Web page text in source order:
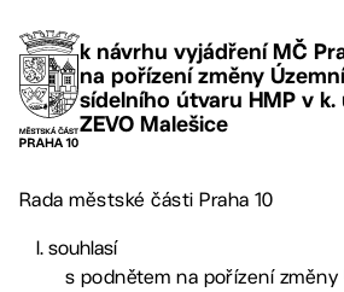
k návrhu vyjádření MČ
na pořízení změny
sídelního útvaru HMP v k.
ZEVO Malešice
Rada městské části Praha 10
souhlasí
s podnětem na pořízení změny